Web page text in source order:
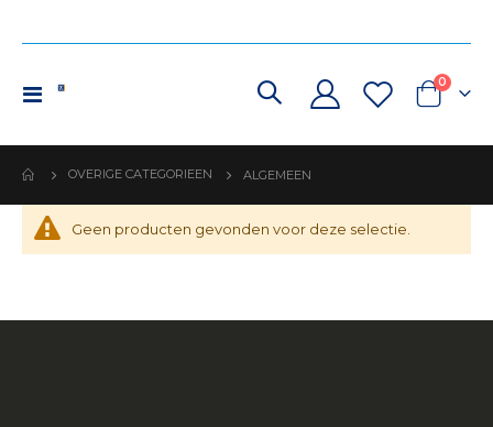
Toggle
Cart
0
OVERIGE CATEGORIEEN ALGEMEEN
Geen producten gevonden voor deze selectie.